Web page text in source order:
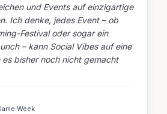
und Events auf einzigartige
Ich denke, jedes Event – ob
Festival oder sogar ein
– kann Social Vibes auf eine
bisher noch nicht gemacht
Week